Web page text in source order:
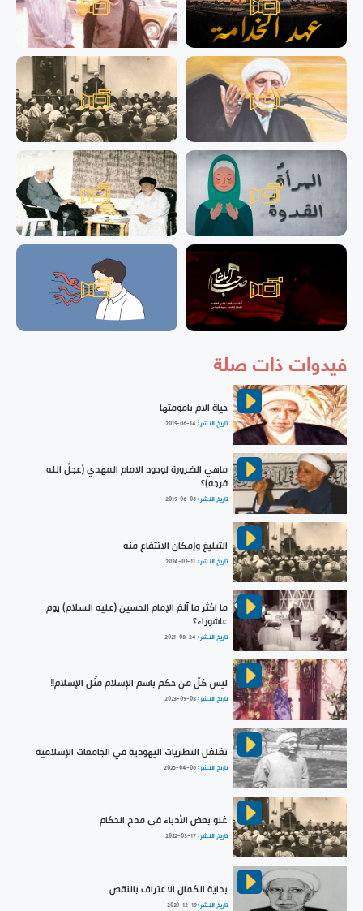
فيدوات ذات صلة
حياة الام بامومتها
تاريخ النشر : 2019-06-14
ماهي الضرورة لوجود الامام المهدي (عجلً الله
فرجه)؟
تاريخ النشر :2019-06-06
التبليغ وإمكان الانتفاع منه
تاريخ النشر : 2024-02-11
ما اكثر ما آلمَ الإمام الحسين (عليه السلام) يوم
عاشوراء؟
تاريخ النشر : 2021-08-24
ليس كلّ من حكم باسم الإسلام مثّل الإسلام!!
تاريخ النشر :2023-09-08
تغلغل النظريات اليهودية في الجامعات الإسلامية
تاريخ النشر :2025-04-06
غلو بعض الأدباء في مدح الحكام
تاريخ النشر :2022-03-17
بداية الكمال الاعتراف بالنقص
تاريخ النشر :2020-12-19